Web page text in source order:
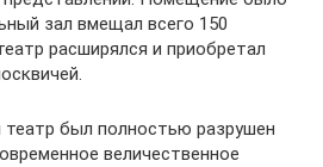
зал вмещал всего 150
расширялся и приобретал
был полностью разрушен
величественное